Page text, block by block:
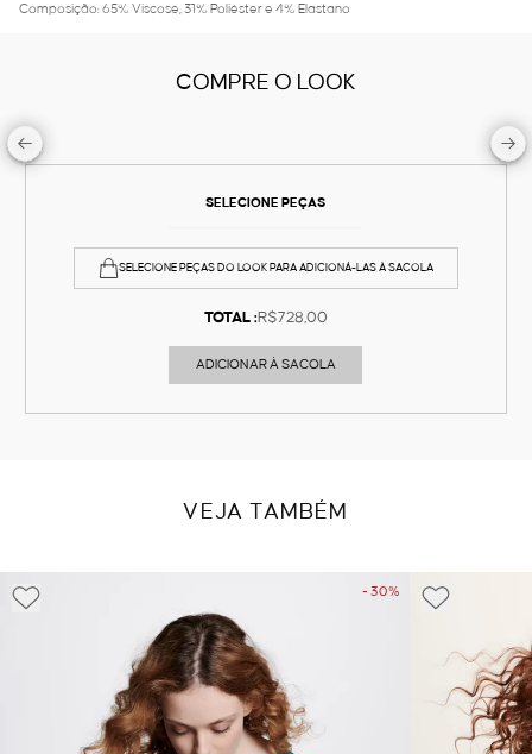
Composição: 65% Viscose, 31% Poliéster e 4% Elastano
COMPRE O LOOK
SELECIONE PEÇAS
SELECIONE PEÇAS DO LOOK PARA ADICIONÁ-LAS À SACOLA
TOTAL :R$728,00
ADICIONAR À SACOLA
VEJA TAMBÉM
- 30%